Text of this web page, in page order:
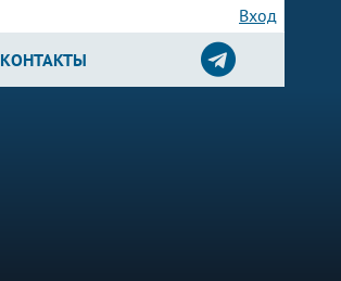
Вход
КОНТАКТЫ